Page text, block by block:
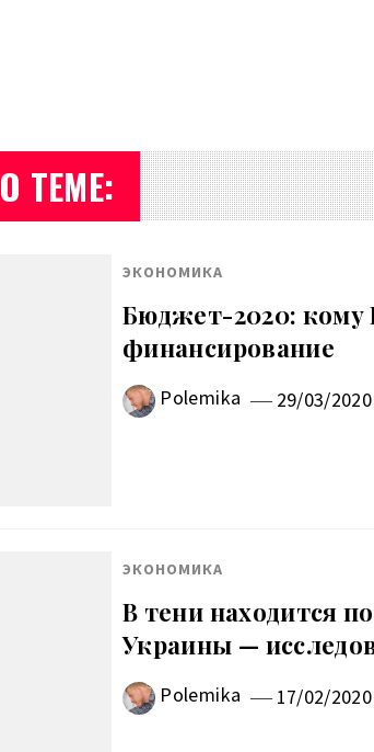
ТЕМЕ:
ЭКОНОМИКА
Бюджет-2020: кому
финансирование
Polemika 29/03/2020
ЭКОНОМИКА
В тени находится
Украины —
Polemika 17/02/2020